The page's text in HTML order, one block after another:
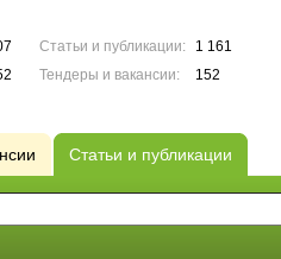
Статьи и публикации:
1 161
Тендеры и вакансии:
152
Статьи и публикации